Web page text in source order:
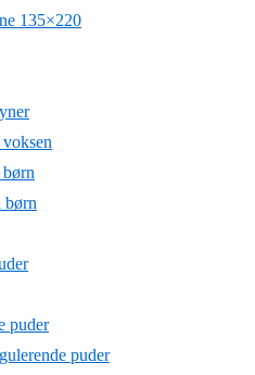
135×220
børn
puder
puder